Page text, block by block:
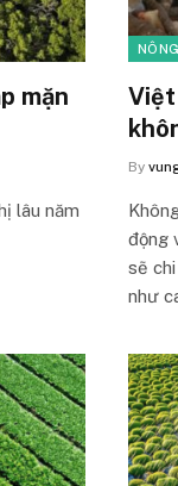
mặn
lâu năm
Việt
By
động
sẽ
như